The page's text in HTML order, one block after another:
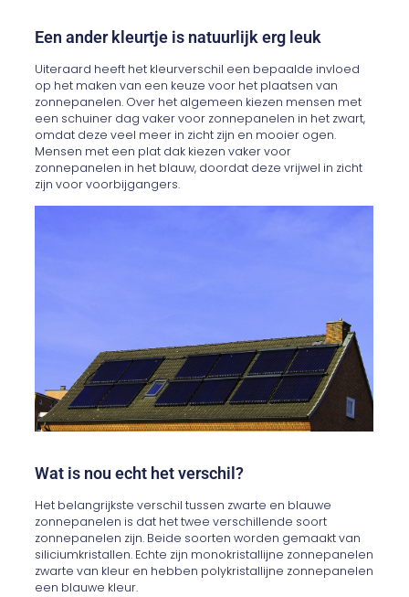
Een ander kleurtje is natuurlijk erg leuk
Uiteraard heeft het kleurverschil een bepaalde invloed
op het maken van een keuze voor het plaatsen van
zonnepanelen. Over het algemeen kiezen mensen met
een schuiner dag vaker voor zonnepanelen in het zwart,
omdat deze veel meer in zicht zijn en mooier ogen.
Mensen met een plat dak kiezen vaker voor
zonnepanelen in het blauw, doordat deze vrijwel in zicht
zijn voor voorbijgangers.
Wat is nou echt het verschil?
Het belangrijkste verschil tussen zwarte en blauwe
zonnepanelen is dat het twee verschillende soort
zonnepanelen zijn. Beide soorten worden gemaakt van
siliciumkristallen. Echte zijn monokristallijne zonnepanelen
zwarte van kleur en hebben polykristallijne zonnepanelen
een blauwe kleur.